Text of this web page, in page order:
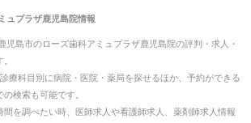
ュプラザ鹿児島院情報
児島市のローズ歯科アミュプラザ鹿児島院の評判・求人・
療科目別に病院・医院・薬局を探せるほか、予約ができる
検索も可能です。
を調べたい時、医師求人や看護師求人、薬剤師求人情報